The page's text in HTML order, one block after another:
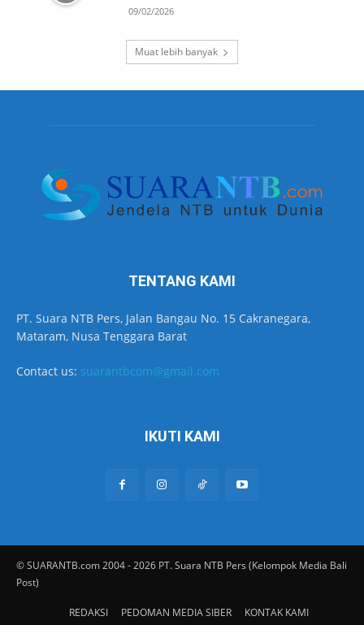
09/02/2026
Muat lebih banyak
TENTANG KAMI
PT. Suara NTB Pers, Jalan Bangau No. 15 Cakranegara,
Mataram, Nusa Tenggara Barat
Contact us: suarantbcom@gmail.com
IKUTI KAMI
© SUARANTB.com 2004 - 2026 PT. Suara NTB Pers (Kelompok Media Bali
Post)
REDAKSI PEDOMAN MEDIA SIBER KONTAK KAMI